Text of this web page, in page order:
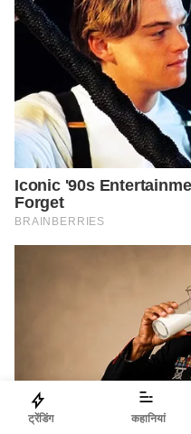
ट्रेंडिंग कहानियां